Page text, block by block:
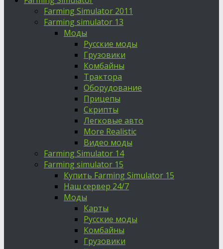
Farming Simulator 2011
Farming simulator 13
Моды
Русские моды
Грузовики
Комбайны
Трактора
Оборудование
Прицепы
Скрипты
Легковые авто
More Realistic
Видео моды
Farming Simulator 14
Farming simulator 15
Купить Farming Simulator 15
Наш сервер 24/7
Моды
Карты
Русские моды
Комбайны
Грузовики